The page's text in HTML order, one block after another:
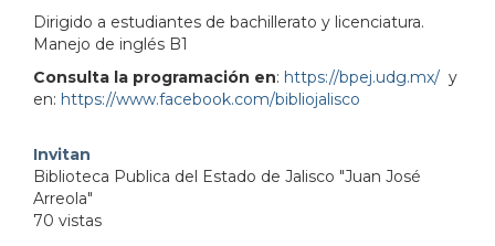
Dirigido a estudiantes de bachillerato y licenciatura.
Manejo de inglés B1
Consulta la programación en: https://bpej.udg.mx/ y
en: https://www.facebook.com/bibliojalisco
Invitan
Biblioteca Publica del Estado de Jalisco "Juan José
Arreola"
70 vistas